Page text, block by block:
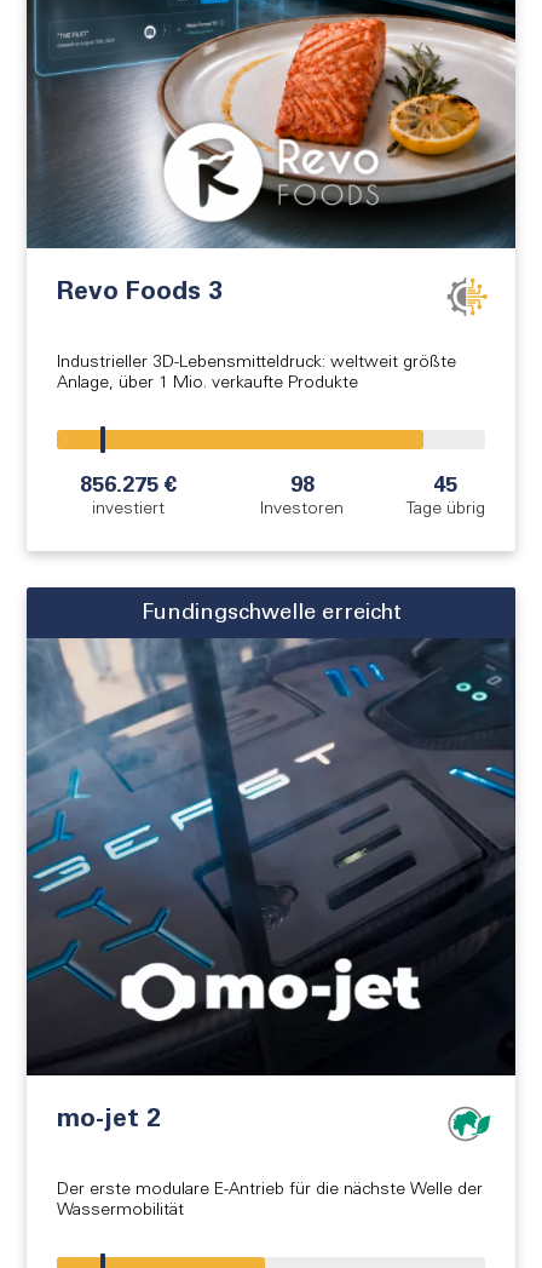
Revo Foods 3
Industrieller 3D-Lebensmitteldruck: weltweit größte
Anlage, über 1 Mio. verkaufte Produkte
856.275 €
investiert
98
Investoren
45
Tage übrig
Fundingschwelle erreicht
mo-jet 2
Der erste modulare E-Antrieb für die nächste Welle der
Wassermobilität